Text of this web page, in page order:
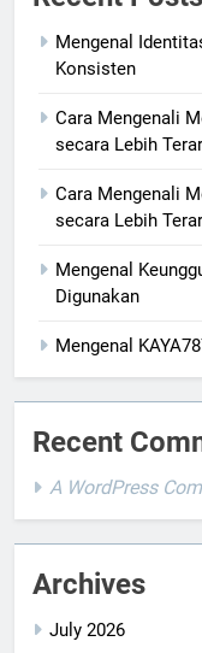
Mengenal
Konsisten
Cara Mengenali
secara Lebih
Cara Mengenali
secara Lebih
Mengenal
Digunakan
Mengenal
Recent
A WordPress
Archives
July 2026